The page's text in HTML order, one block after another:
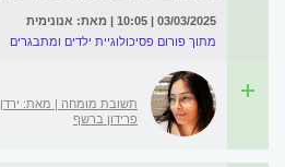
03/03/2025 | 10:05 | מאת: אנונימית
מתוך פורום פסיכולוגיית ילדים ומתבגרים
תשובת מומחה | מאת: ירדן
פרידון ברשף